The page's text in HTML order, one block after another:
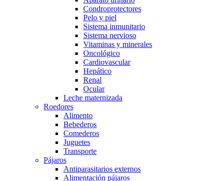
Condroprotectores
Pelo y piel
Sistema inmunitario
Sistema nervioso
Vitaminas y minerales
Oncológico
Cardiovascular
Hepático
Renal
Ocular
Leche maternizada
Roedores
Alimento
Bebederos
Comederos
Juguetes
Transporte
Pájaros
Antiparasitarios externos
Alimentación pájaros